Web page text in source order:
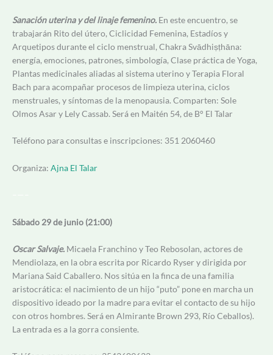
Sanación uterina y del linaje femenino. En este encuentro, se
trabajarán Rito del útero, Ciclicidad Femenina, Estadíos y
Arquetipos durante el ciclo menstrual, Chakra Svādhiṣṭhāna:
energía, emociones, patrones, simbología, Clase práctica de Yoga,
Plantas medicinales aliadas al sistema uterino y Terapia Floral
Bach para acompañar procesos de limpieza uterina, ciclos
menstruales, y síntomas de la menopausia. Comparten: Sole
Olmos Asar y Lely Cassab. Será en Maitén 54, de B° El Talar
Teléfono para consultas e inscripciones: 351 2060460
Organiza: Ajna El Talar
Sábado 29 de junio (21:00)
Oscar Salvaje. Micaela Franchino y Teo Rebosolan, actores de
Mendiolaza, en la obra escrita por Ricardo Ryser y dirigida por
Mariana Said Caballero. Nos sitúa en la finca de una familia
aristocrática: el nacimiento de un hijo “puto” pone en marcha un
dispositivo ideado por la madre para evitar el contacto de su hijo
con otros hombres. Será en Almirante Brown 293, Río Ceballos).
La entrada es a la gorra consiente.